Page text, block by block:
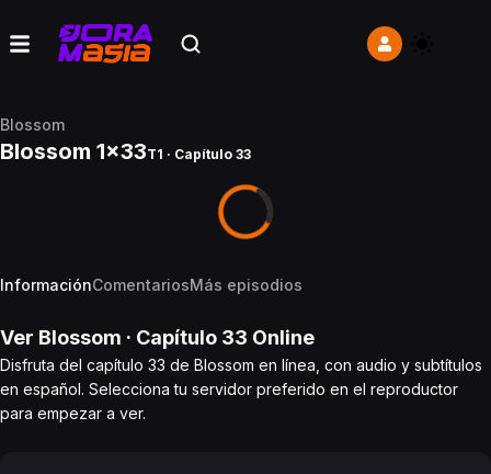
Blossom
Blossom 1x33T1 · Capítulo 33
InformaciónComentariosMás episodios
Ver Blossom · Capítulo 33 Online
Disfruta del capítulo 33 de Blossom en línea, con audio y subtítulos
en español. Selecciona tu servidor preferido en el reproductor
para empezar a ver.